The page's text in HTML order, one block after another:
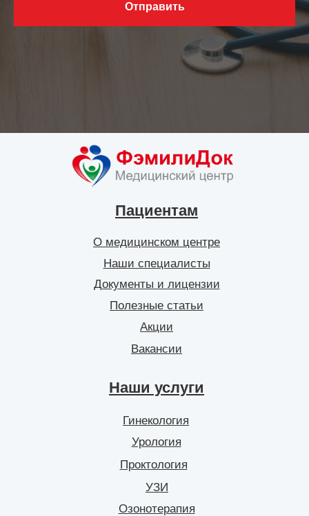
Отправить
Вакансии
О медицинском центре
Документы и лицензии
Наши специалисты
Полезные статьи
Пациентам
Акции
Гинекология
Урология
Проктология
Наши услуги
УЗИ
Озонотерапия